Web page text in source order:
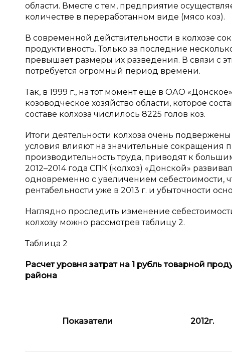
области. Вместе с тем, предприятие
количестве в переработанном виде (мясо коз).
В современной действительности в колхозе
продуктивность. Только за последние
превышает размеры их разведения. В связи с
потребуется огромный период времени.
Так, в 1999 г., на тот момент еще в ОАО
козоводческое хозяйство области, которое
составе колхоза числилось 8225 голов коз.
Итоги деятельности колхоза очень
условия влияют на значительные сокращения
производительность труда, приводят к
2012–2014 года СПК (колхоз) «Донской»
одновременно с увеличением себестоимости,
рентабельности уже в 2013 г. и убыточности
Наглядно проследить изменение
колхозу можно рассмотрев таблицу 2.
Таблица 2
Расчет уровня затрат на 1 рубль товарной
района
Показатели 2012г.